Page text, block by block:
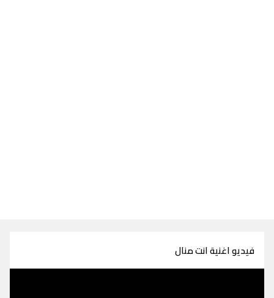
فيديو اغنية انت منال